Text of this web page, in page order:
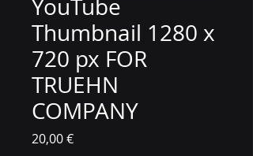
YouTube
Thumbnail 1280 x
720 px FOR
TRUEHN
COMPANY
20,00 €Цена